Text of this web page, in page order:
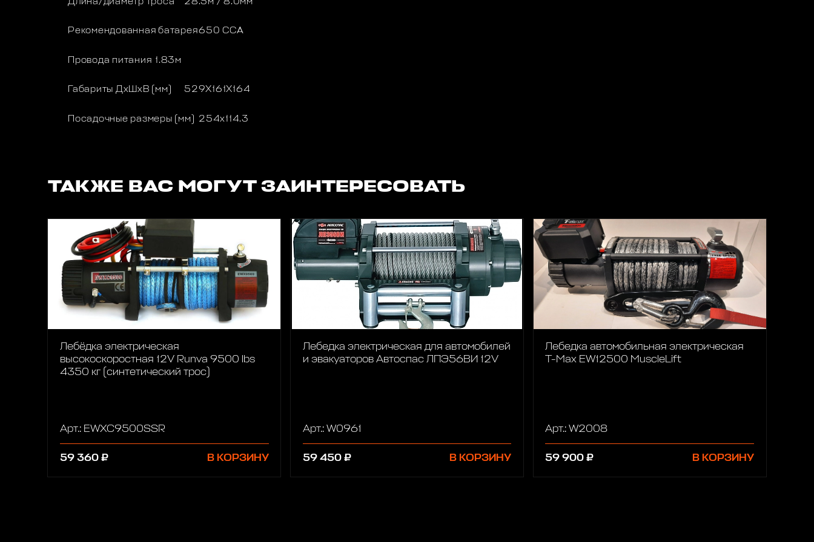
Рекомендованная батарея650 CCA
Провода питания 1.83м
Габариты ДхШхВ (мм) 529X161X164
Посадочные размеры (мм) 254х114.3
ТАКЖЕ ВАС МОГУТ ЗАИНТЕРЕСОВАТЬ
Лебёдка электрическая
высокоскоростная 12V Runva 9500 lbs
4350 кг (синтетический трос)
Арт.: EWXC9500SSR
59 360 ₽ В КОРЗИНУ
Лебедка электрическая для автомобилей
и эвакуаторов Автоспас ЛПЭ56ВИ 12V
Арт.: W0961
59 450 ₽ В КОРЗИНУ
Лебедка автомобильная электрическая
T-Max EW12500 MuscleLift
Арт.: W2008
59 900 ₽ В КОРЗИНУ